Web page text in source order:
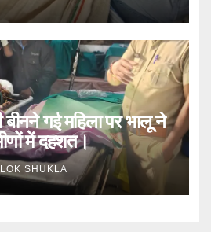
गई महिला पर भालू ने
में दहशत।
SHUKLA